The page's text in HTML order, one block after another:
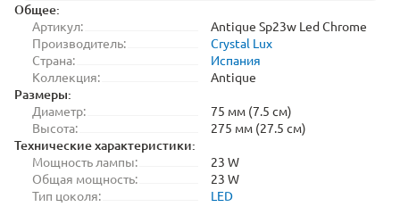
Общее:
Артикул:
Antique Sp23w Led Chrome
Производитель:
Crystal Lux
Страна:
Испания
Коллекция:
Antique
Размеры:
Диаметр:
75 мм (7.5 см)
Высота:
275 мм (27.5 см)
Технические характеристики:
Мощность лампы:
23 W
Общая мощность:
23 W
Тип цоколя:
LED